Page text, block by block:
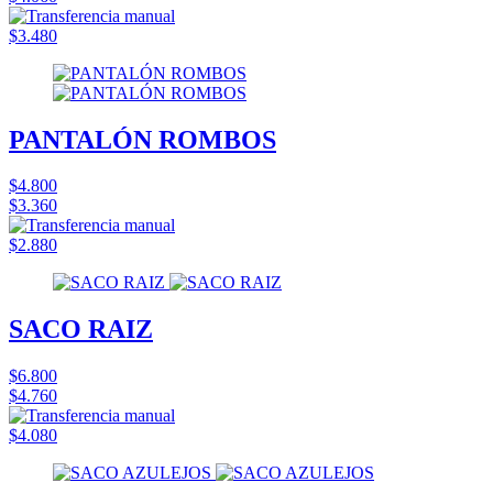
$3.480
PANTALÓN ROMBOS
$4.800
$3.360
$2.880
SACO RAIZ
$6.800
$4.760
$4.080